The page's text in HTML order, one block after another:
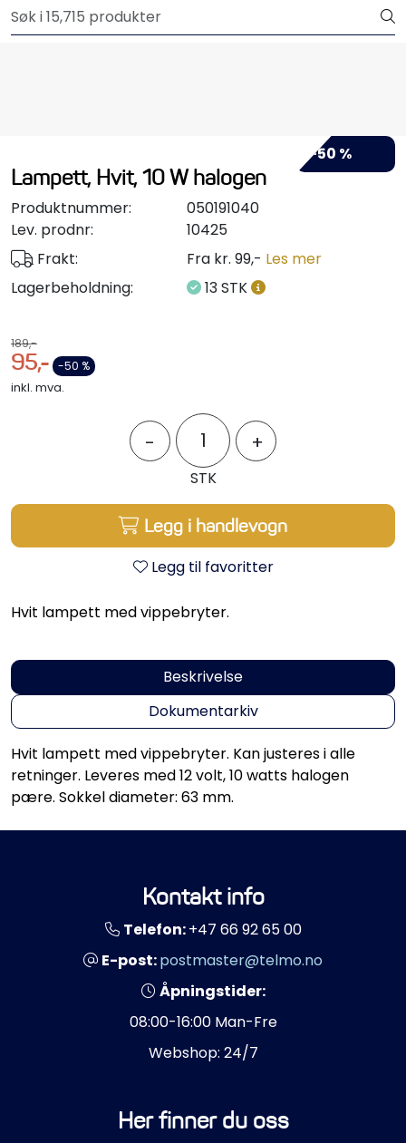
Skip to main content
-50 %
Lampett, Hvit, 10 W halogen
Produktnummer:
050191040
Lev. prodnr:
10425
Frakt:
Fra kr. 99,- Les mer
Lagerbeholdning:
13 STK
189,-
95,- -50 %
inkl. mva.
- +
STK
Legg i handlevogn
Legg til favoritter
Hvit lampett med vippebryter.
Beskrivelse
Dokumentarkiv
Hvit lampett med vippebryter. Kan justeres i alle
retninger. Leveres med 12 volt, 10 watts halogen
pære. Sokkel diameter: 63 mm.
Kontakt info
Telefon:+47 66 92 65 00
E-post:postmaster@telmo.no
Åpningstider:
08:00-16:00 Man-Fre
Webshop: 24/7
Her finner du oss
Elektrisk
Motordeler
Propeller
Servicesett
Motordelsvelger/SONAR
Anoder
Hydraulisk styring
Motordeler